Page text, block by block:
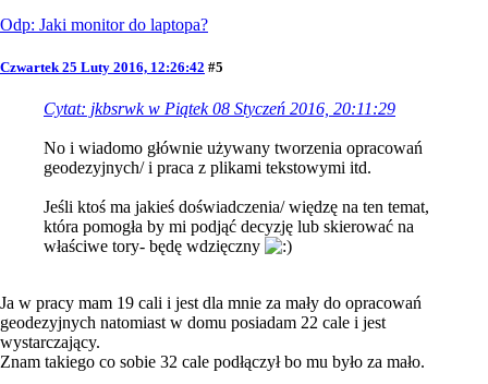
Odp: Jaki monitor do laptopa?
Czwartek 25 Luty 2016, 12:26:42 #5
Cytat: jkbsrwk w Piątek 08 Styczeń 2016, 20:11:29
No i wiadomo głównie używany tworzenia opracowań
geodezyjnych/ i praca z plikami tekstowymi itd.
Jeśli ktoś ma jakieś doświadczenia/ więdzę na ten temat,
która pomogła by mi podjąć decyzję lub skierować na
właściwe tory- będę wdzięczny
Ja w pracy mam 19 cali i jest dla mnie za mały do opracowań
geodezyjnych natomiast w domu posiadam 22 cale i jest
wystarczający.
Znam takiego co sobie 32 cale podłączył bo mu było za mało.